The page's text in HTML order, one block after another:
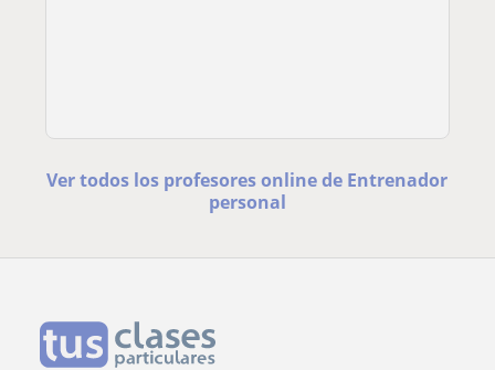
Ver todos los profesores online de Entrenador
personal